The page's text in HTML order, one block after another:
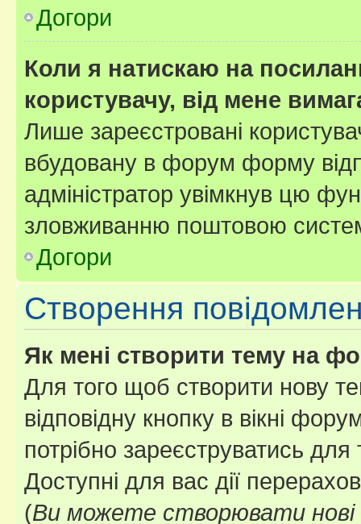
Догори
Коли я натискаю на
користувачу, від мене
Лише зареєстровані
вбудовану в форум форму
адміністратор увімкнув цю
зловживанню поштовою
Догори
Створення
Як мені створити тему на
Для того щоб створити нову
відповідну кнопку в вікні
потрібно зареєструватись
Доступні для вас дії
(Ви можете створювати